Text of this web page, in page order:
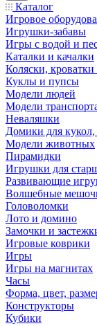
Каталог
Игровое
Игрушки-забавы
Игры с водой и
Каталки и качалки
Коляски, кроватки
Куклы и пупсы
Модели людей
Модели
Неваляшки
Домики для кукол,
Модели животных
Пирамидки
Игрушки для
Развивающие
Волшебные
Головоломки
Лото и домино
Замочки и
Игровые коврики
Игры
Игры на магнитах
Часы
Форма, цвет,
Конструкторы
Кубики